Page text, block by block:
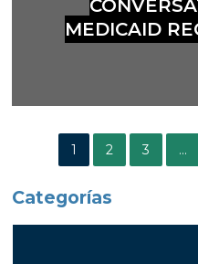
MEDICAID
1 2 3 ...
Categorías